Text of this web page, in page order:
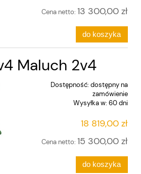
Cena netto: 13 300,00 zł
do koszyka
Maluch 2v4
Dostępność: dostępny na
zamówienie
Wysyłka w: 60 dni
18 819,00 zł
Cena netto: 15 300,00 zł
do koszyka